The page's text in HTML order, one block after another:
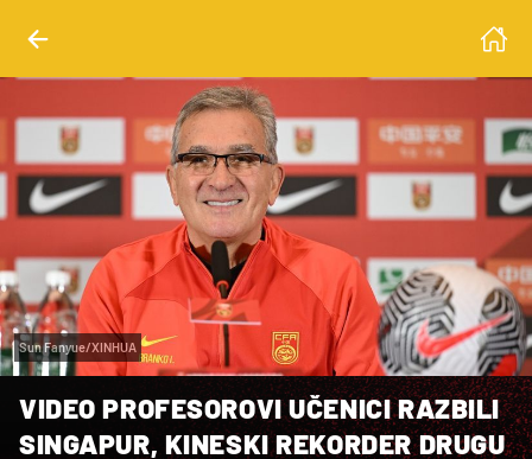
Sun Fanyue/XINHUA
VIDEO PROFESOROVI UČENICI RAZBILI
SINGAPUR, KINESKI REKORDER DRUGU